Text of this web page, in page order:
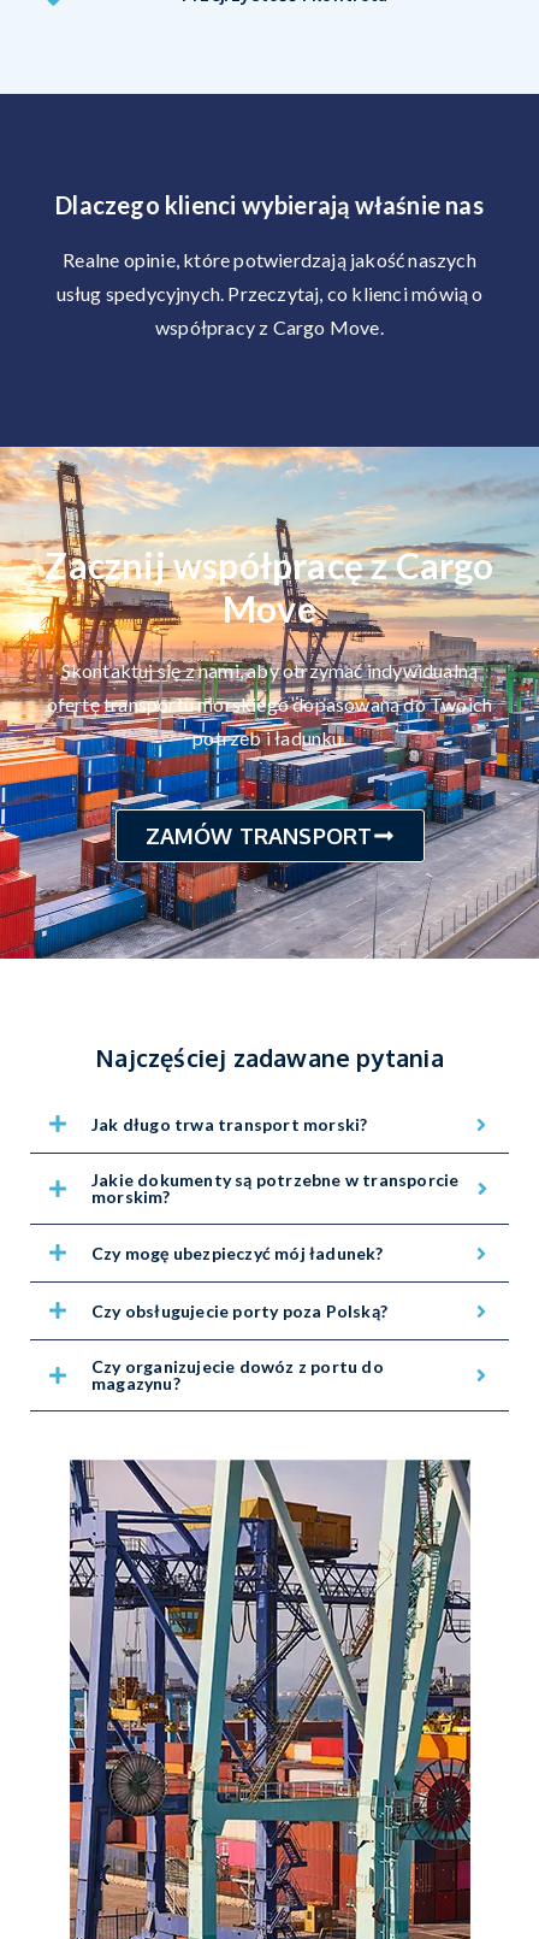
Dlaczego klienci wybierają właśnie nas
Realne opinie, które potwierdzają jakość naszych
usług spedycyjnych. Przeczytaj, co klienci mówią o
współpracy z Cargo Move.
Zacznij współpracę z Cargo
Move
Skontaktuj się z nami, aby otrzymać indywidualną
ofertę transportu morskiego dopasowaną do Twoich
potrzeb i ładunku.
ZAMÓW TRANSPORT
Najczęściej zadawane pytania
Jak długo trwa transport morski?
Jakie dokumenty są potrzebne w transporcie
morskim?
Czy mogę ubezpieczyć mój ładunek?
Czy obsługujecie porty poza Polską?
Czy organizujecie dowóz z portu do
magazynu?